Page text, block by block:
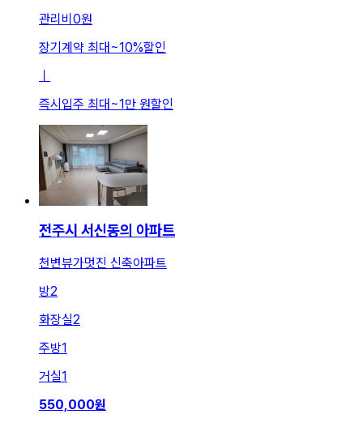
관리비 0원
장기계약 최대 ~10%할인
즉시입주 최대 ~1만 원할인
전주시 서신동의 아파트
천변뷰가멋진 신축아파트
방2
화장실2
주방1
거실1
550,000원